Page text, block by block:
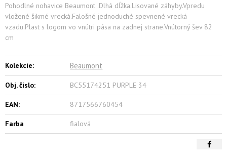
Pohodlné nohavice Beaumont .Dlhá dĺžka.Lisované záhyby.Vpredu
vložené šikmé vrecká.Falošné jednoduché spevnené vrecká
vzadu.Plast s logom vo vnútri pása na zadnej strane.Vnútorný šev 82
cm
Kolekcie: Beaumont
Obj. čislo: BC55174251 PURPLE 34
EAN: 8717566760454
Farba fialová